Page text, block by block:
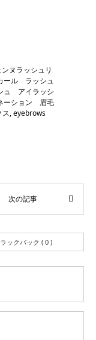
ヌラッシュリ
ル ラッシュ
ュ アイラッシ
ーション 眉毛
,eyebrows
ラックバック ( 0 )